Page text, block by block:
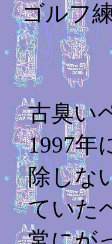
ゴルフ
古臭い
1997年
除しな
ていた